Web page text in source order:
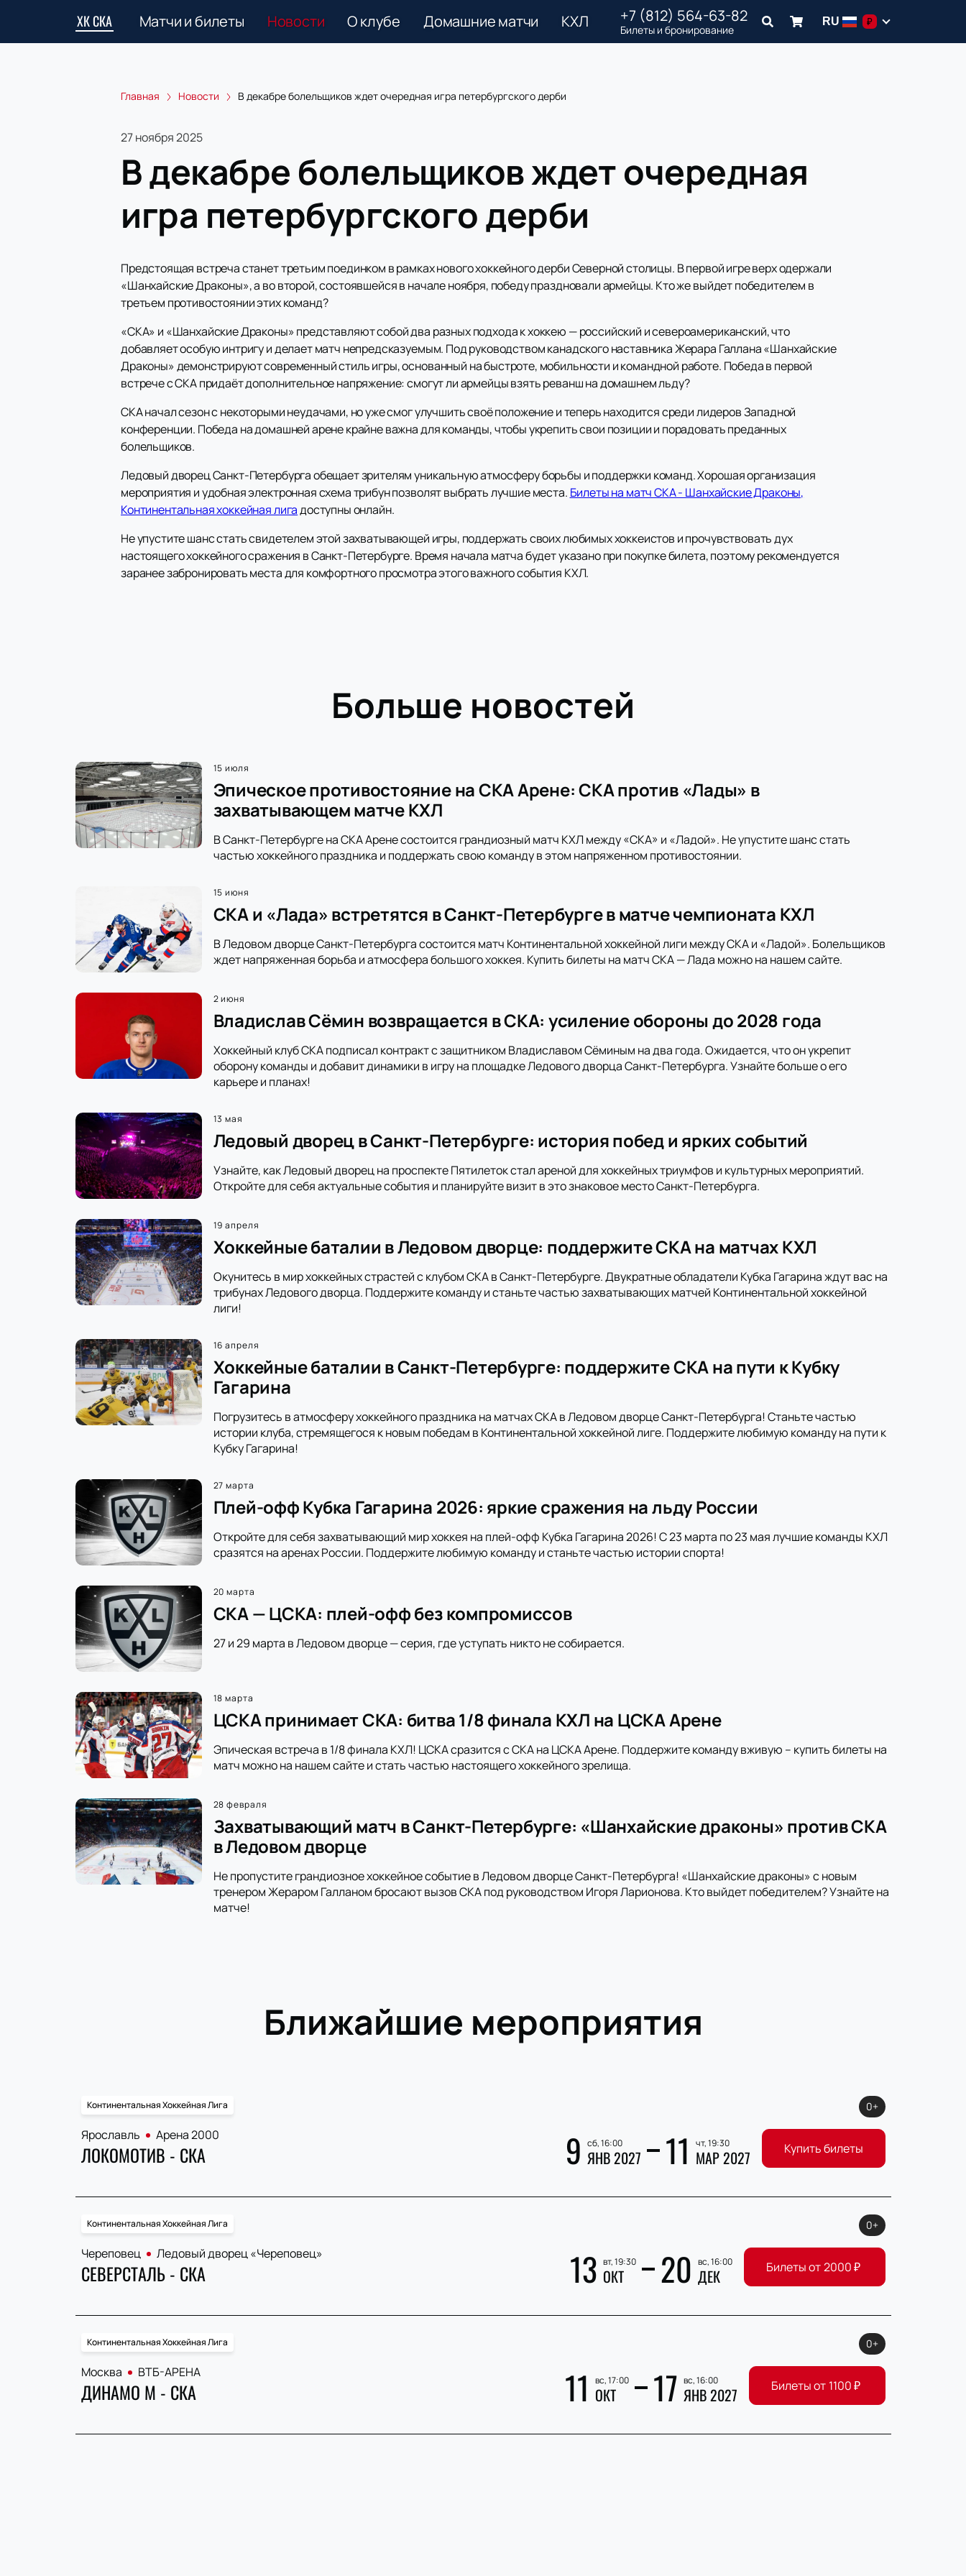
ХК СКА Матчи и билеты Новости О клубе Домашние матчи КХЛ +7 (812) 564-63-82
Билеты и бронирование
RU ₽
Главная Новости В декабре болельщиков ждет очередная игра петербургского дерби
27 ноября 2025
В декабре болельщиков ждет очередная
игра петербургского дерби
Предстоящая встреча станет третьим поединком в рамках нового хоккейного дерби Северной столицы. В первой игре верх одержали
«Шанхайские Драконы», а во второй, состоявшейся в начале ноября, победу праздновали армейцы. Кто же выйдет победителем в
третьем противостоянии этих команд?
«СКА» и «Шанхайские Драконы» представляют собой два разных подхода к хоккею — российский и североамериканский, что
добавляет особую интригу и делает матч непредсказуемым. Под руководством канадского наставника Жерара Галлана «Шанхайские
Драконы» демонстрируют современный стиль игры, основанный на быстроте, мобильности и командной работе. Победа в первой
встрече с СКА придаёт дополнительное напряжение: смогут ли армейцы взять реванш на домашнем льду?
СКА начал сезон с некоторыми неудачами, но уже смог улучшить своё положение и теперь находится среди лидеров Западной
конференции. Победа на домашней арене крайне важна для команды, чтобы укрепить свои позиции и порадовать преданных
болельщиков.
Ледовый дворец Санкт-Петербурга обещает зрителям уникальную атмосферу борьбы и поддержки команд. Хорошая организация
мероприятия и удобная электронная схема трибун позволят выбрать лучшие места. Билеты на матч СКА - Шанхайские Драконы,
Континентальная хоккейная лигадоступны онлайн.
Не упустите шанс стать свидетелем этой захватывающей игры, поддержать своих любимых хоккеистов и прочувствовать дух
настоящего хоккейного сражения в Санкт-Петербурге. Время начала матча будет указано при покупке билета, поэтому рекомендуется
заранее забронировать места для комфортного просмотра этого важного события КХЛ.
Больше новостей
15 июля
Эпическое противостояние на СКА Арене: СКА против «Лады» в
захватывающем матче КХЛ
В Санкт-Петербурге на СКА Арене состоится грандиозный матч КХЛ между «СКА» и «Ладой». Не упустите шанс стать
частью хоккейного праздника и поддержать свою команду в этом напряженном противостоянии.
15 июня
СКА и «Лада» встретятся в Санкт-Петербурге в матче чемпионата КХЛ
В Ледовом дворце Санкт-Петербурга состоится матч Континентальной хоккейной лиги между СКА и «Ладой». Болельщиков
ждет напряженная борьба и атмосфера большого хоккея. Купить билеты на матч СКА — Лада можно на нашем сайте.
2 июня
Владислав Сёмин возвращается в СКА: усиление обороны до 2028 года
Хоккейный клуб СКА подписал контракт с защитником Владиславом Сёминым на два года. Ожидается, что он укрепит
оборону команды и добавит динамики в игру на площадке Ледового дворца Санкт-Петербурга. Узнайте больше о его
карьере и планах!
13 мая
Ледовый дворец в Санкт-Петербурге: история побед и ярких событий
Узнайте, как Ледовый дворец на проспекте Пятилеток стал ареной для хоккейных триумфов и культурных мероприятий.
Откройте для себя актуальные события и планируйте визит в это знаковое место Санкт-Петербурга.
19 апреля
Хоккейные баталии в Ледовом дворце: поддержите СКА на матчах КХЛ
Окунитесь в мир хоккейных страстей с клубом СКА в Санкт-Петербурге. Двукратные обладатели Кубка Гагарина ждут вас на
трибунах Ледового дворца. Поддержите команду и станьте частью захватывающих матчей Континентальной хоккейной
лиги!
16 апреля
Хоккейные баталии в Санкт-Петербурге: поддержите СКА на пути к Кубку
Гагарина
Погрузитесь в атмосферу хоккейного праздника на матчах СКА в Ледовом дворце Санкт-Петербурга! Станьте частью
истории клуба, стремящегося к новым победам в Континентальной хоккейной лиге. Поддержите любимую команду на пути к
Кубку Гагарина!
27 марта
Плей-офф Кубка Гагарина 2026: яркие сражения на льду России
Откройте для себя захватывающий мир хоккея на плей-офф Кубка Гагарина 2026! С 23 марта по 23 мая лучшие команды КХЛ
сразятся на аренах России. Поддержите любимую команду и станьте частью истории спорта!
20 марта
СКА — ЦСКА: плей-офф без компромиссов
27 и 29 марта в Ледовом дворце — серия, где уступать никто не собирается.
18 марта
ЦСКА принимает СКА: битва 1/8 финала КХЛ на ЦСКА Арене
Эпическая встреча в 1/8 финала КХЛ! ЦСКА сразится с СКА на ЦСКА Арене. Поддержите команду вживую – купить билеты на
матч можно на нашем сайте и стать частью настоящего хоккейного зрелища.
28 февраля
Захватывающий матч в Санкт-Петербурге: «Шанхайские драконы» против СКА
в Ледовом дворце
Не пропустите грандиозное хоккейное событие в Ледовом дворце Санкт-Петербурга! «Шанхайские драконы» с новым
тренером Жераром Галланом бросают вызов СКА под руководством Игоря Ларионова. Кто выйдет победителем? Узнайте на
матче!
Ближайшие мероприятия
Континентальная Хоккейная Лига
Ярославль Арена 2000
ЛОКОМОТИВ - СКА 9 сб, 16:00
ЯНВ 2027 11 чт, 19:30
МАР 2027
0+
Купить билеты
Континентальная Хоккейная Лига
Череповец Ледовый дворец «Череповец»
СЕВЕРСТАЛЬ - СКА 13 вт, 19:30
ОКТ 20 вс, 16:00
ДЕК
0+
Билеты от 2000₽
Континентальная Хоккейная Лига
Москва ВТБ-АРЕНА
ДИНАМО М - СКА 11 вс, 17:00
ОКТ 17 вс, 16:00
ЯНВ 2027
0+
Билеты от 1100₽